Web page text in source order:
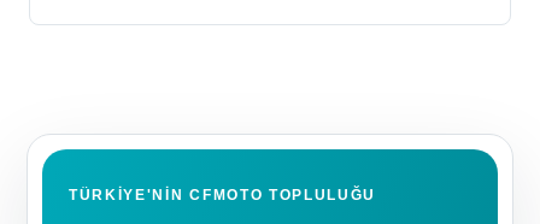
TÜRKIYE'NIN CFMOTO TOPLULUĞU